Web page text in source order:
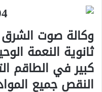
وكالة صوت
ثانوية النعمة
كبير في الطاقم
النقص جميع